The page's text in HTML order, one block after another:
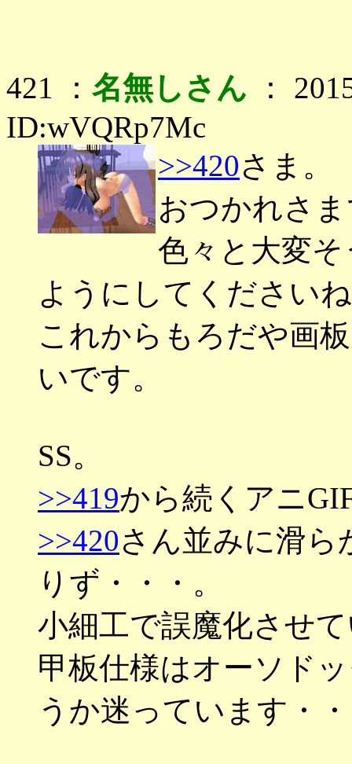
421 ： 名無しさん ：
ID:wVQRp7Mc
>>420さま。
おつかれさ
色々と大変
ようにしてください
これからもろだや画
いです。
SS。
>>419から続くアニ
>>420さん並みに滑ら
りず・・・。
小細工で誤魔化させ
甲板仕様はオーソド
うか迷っています・